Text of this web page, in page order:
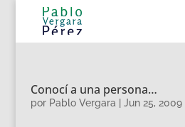
Conocí a una persona…
por Pablo Vergara Jun 25, 2009|